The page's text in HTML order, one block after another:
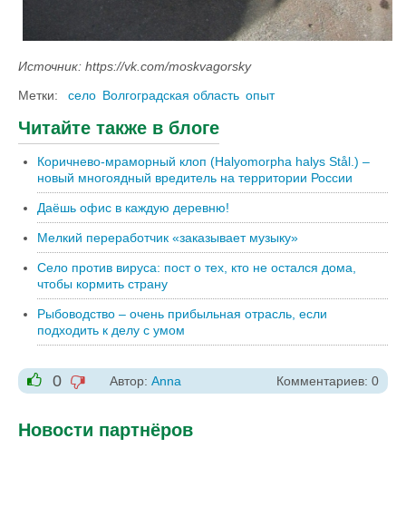
Источник: https://vk.com/moskvagorsky
Метки:
село Волгоградская область опыт
Читайте также в блоге
Коричнево-мраморный клоп (Halyomorpha halys Stål.) –
новый многоядный вредитель на территории России
Даёшь офис в каждую деревню!
Мелкий переработчик «заказывает музыку»
Село против вируса: пост о тех, кто не остался дома,
чтобы кормить страну
Рыбоводство – очень прибыльная отрасль, если
подходить к делу с умом
+1
0
-1
Автор: Anna Комментариев: 0
Новости партнёров